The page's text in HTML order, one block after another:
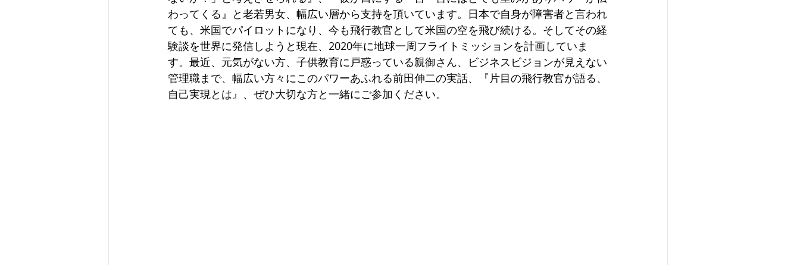
わってくる』と老若男女、幅広い層から支持を頂いています。日本で自身が障害者と言われ
ても、米国でパイロットになり、今も飛行教官として米国の空を飛び続ける。そしてその経
験談を世界に発信しようと現在、2020年に地球一周フライトミッションを計画していま
す。最近、元気がない方、子供教育に戸惑っている親御さん、ビジネスビジョンが見えない
管理職まで、幅広い方々にこのパワーあふれる前田伸二の実話、『片目の飛行教官が語る、
自己実現とは』、ぜひ大切な方と一緒にご参加ください。